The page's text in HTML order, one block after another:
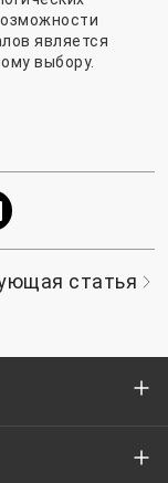
является
выбору.
статья